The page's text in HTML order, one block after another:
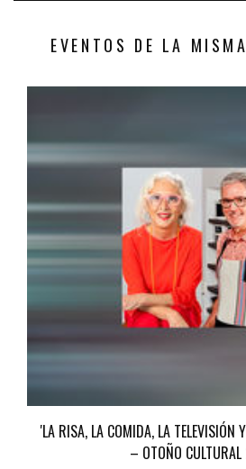
EVENTOS DE LA
'LA RISA, LA COMIDA, LA TELEVISIÓN
– OTOÑO